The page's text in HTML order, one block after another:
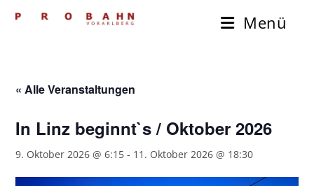
Menü
« Alle Veranstaltungen
In Linz beginnt`s / Oktober 2026
9. Oktober 2026 @ 6:15 - 11. Oktober 2026 @ 18:30